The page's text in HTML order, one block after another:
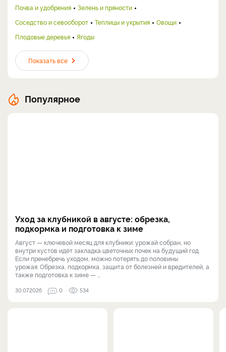
Почва и удобрения
Зелень и пряности
Соседство и севооборот
Теплицы и укрытия
Овощи
Плодовые деревья
Ягоды
Показать все
Популярное
Уход за клубникой в августе: обрезка,
подкормка и подготовка к зиме
Август — ключевой месяц для клубники: урожай собран, но
внутри кустов идёт закладка цветочных почек на будущий год.
Если пренебречь уходом, можно потерять до половины
урожая. Обрезка, подкормка, защита от болезней и вредителей, а
также подготовка к зиме — ...
30.07.2026 0 534